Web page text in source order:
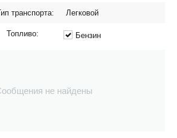
транспорта: Легковой
Топливо: Бензин
не найдены